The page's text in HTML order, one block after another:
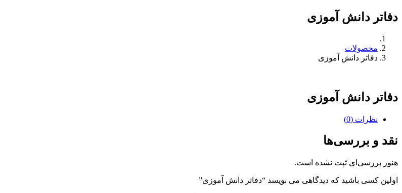
دفاتر دانش آموزی
محصولات
دفاتر دانش آموزی
دفاتر دانش آموزی
نظرات (0)
نقد و بررسی‌ها
هنوز بررسی‌ای ثبت نشده است.
اولین کسی باشید که دیدگاهی می نویسد “دفاتر دانش آموزی”